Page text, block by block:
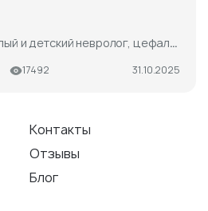
невролог, цефалголог, эпилептолог, ботулинотерапевт
17492 31.10.2025
Контакты
Отзывы
Блог